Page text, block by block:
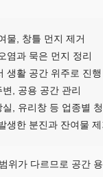
물, 창틀 먼지 제거
염과 묵은 먼지 정리
생활 공간 위주로 진행
, 공용 공간 관리
, 유리창 등 업종별
생한 분진과 잔여물 제
위가 다르므로 공간